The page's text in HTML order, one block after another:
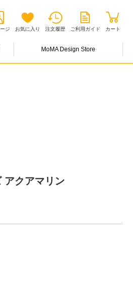
ジ お気に入り 注文履歴 ご利用ガイド カート
MoMA Design Store
アクアマリン